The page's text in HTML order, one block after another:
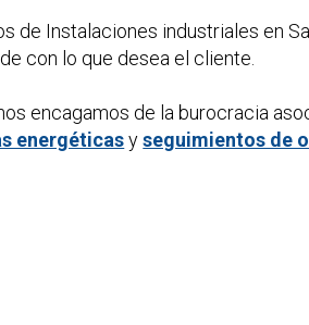
de Instalaciones industriales en
con lo que desea el cliente.
encagamos de la burocracia
energéticasyseguimientos de